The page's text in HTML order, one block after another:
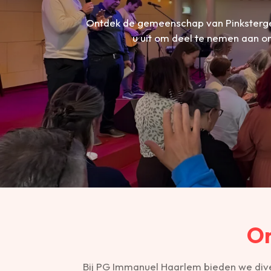
Ontdek de gemeenschap van
u uit om deel te nemen aan
Bij PG Immanuel Haarlem bieden we